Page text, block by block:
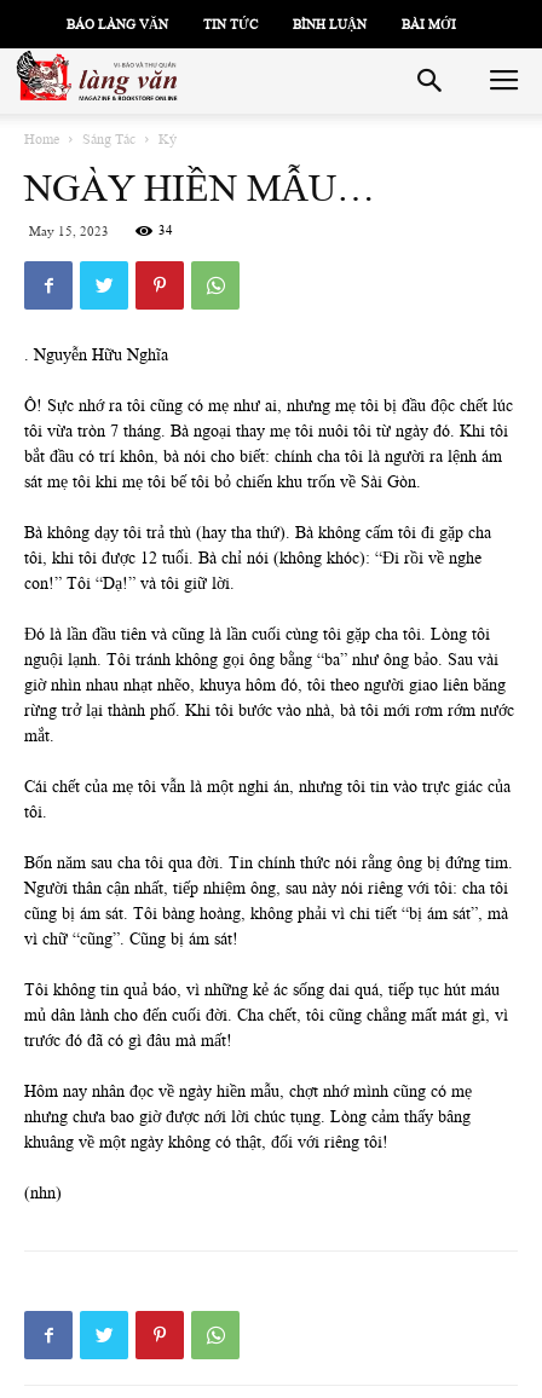
BÁO LÀNG VĂN TIN TỨC BÌNH LUẬN BÀI MỚI
Home Sáng Tác Ký
NGÀY HIỀN MẪU…
May 15, 2023 34
. Nguyễn Hữu Nghĩa
Ô! Sực nhớ ra tôi cũng có mẹ như ai, nhưng mẹ tôi bị đầu độc chết lúc
tôi vừa tròn 7 tháng. Bà ngoại thay mẹ tôi nuôi tôi từ ngày đó. Khi tôi
bắt đầu có trí khôn, bà nói cho biết: chính cha tôi là người ra lệnh ám
sát mẹ tôi khi mẹ tôi bế tôi bỏ chiến khu trốn về Sài Gòn.
Bà không dạy tôi trả thù (hay tha thứ). Bà không cấm tôi đi gặp cha
tôi, khi tôi được 12 tuổi. Bà chỉ nói (không khóc): “Đi rồi về nghe
con!” Tôi “Dạ!” và tôi giữ lời.
Đó là lần đầu tiên và cũng là lần cuối cùng tôi gặp cha tôi. Lòng tôi
nguội lạnh. Tôi tránh không gọi ông bằng “ba” như ông bảo. Sau vài
giờ nhìn nhau nhạt nhẽo, khuya hôm đó, tôi theo người giao liên băng
rừng trở lại thành phố. Khi tôi bước vào nhà, bà tôi mới rơm rớm nước
mắt.
Cái chết của mẹ tôi vẫn là một nghi án, nhưng tôi tin vào trực giác của
tôi.
Bốn năm sau cha tôi qua đời. Tin chính thức nói rằng ông bị đứng tim.
Người thân cận nhất, tiếp nhiệm ông, sau này nói riêng với tôi: cha tôi
cũng bị ám sát. Tôi bàng hoàng, không phải vì chi tiết “bị ám sát”, mà
vì chữ “cũng”. Cũng bị ám sát!
Tôi không tin quả báo, vì những kẻ ác sống dai quá, tiếp tục hút máu
mủ dân lành cho đến cuối đời. Cha chết, tôi cũng chẳng mất mát gì, vì
trước đó đã có gì đâu mà mất!
Hôm nay nhân đọc về ngày hiền mẫu, chợt nhớ mình cũng có mẹ
nhưng chưa bao giờ được nới lời chúc tụng. Lòng cảm thấy bâng
khuâng về một ngày không có thật, đối với riêng tôi!
(nhn)